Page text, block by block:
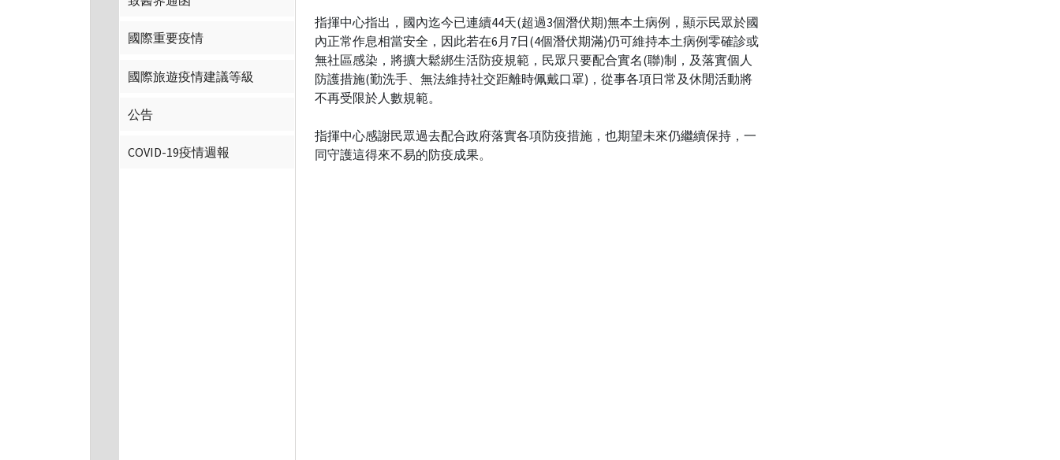
國際重要疫情
國際旅遊疫情建議等級
公告
COVID-19疫情週報
指揮中心指出，國內迄今已連續44天(超過3個潛伏期)無本土病例，顯示民眾於國
內正常作息相當安全，因此若在6月7日(4個潛伏期滿)仍可維持本土病例零確診或
無社區感染，將擴大鬆綁生活防疫規範，民眾只要配合實名(聯)制，及落實個人
防護措施(勤洗手、無法維持社交距離時佩戴口罩)，從事各項日常及休閒活動將
不再受限於人數規範。
指揮中心感謝民眾過去配合政府落實各項防疫措施，也期望未來仍繼續保持，一
同守護這得來不易的防疫成果。